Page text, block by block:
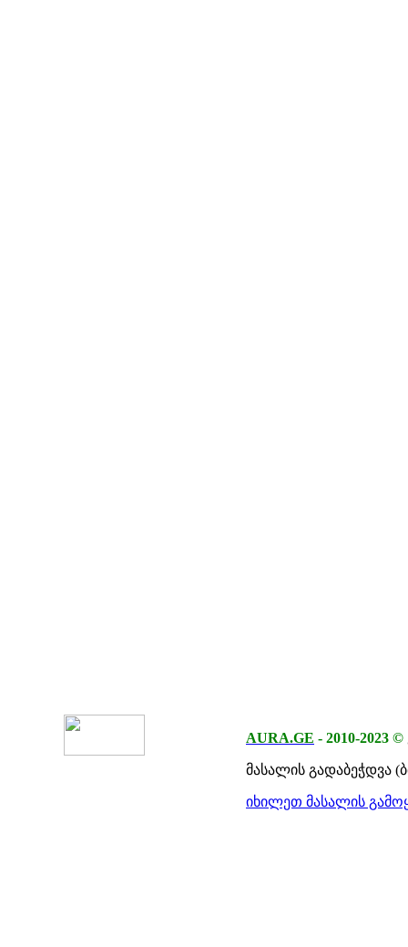
AURA.GE - 2010-2023 ©
მასალის გადაბეჭდვა
იხილეთ მასალის